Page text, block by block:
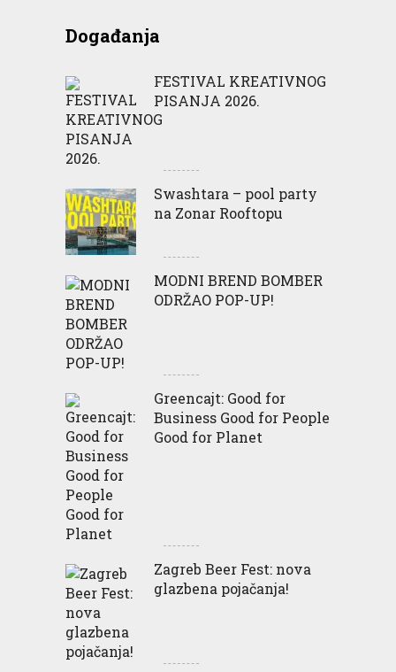
Događanja
FESTIVAL KREATIVNOG
PISANJA 2026.
Swashtara – pool party
na Zonar Rooftopu
MODNI BREND BOMBER
ODRŽAO POP-UP!
Greencajt: Good for
Business Good for People
Good for Planet
Zagreb Beer Fest: nova
glazbena pojačanja!